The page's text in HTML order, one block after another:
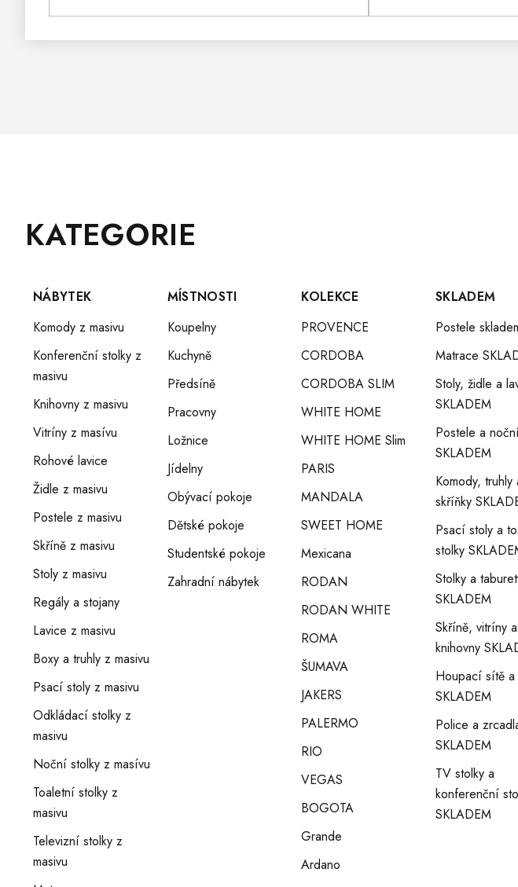
Přeskočit
kategorie
KATEGORIE
NÁBYTEK
Komody z masivu
Konferenční stolky z
masivu
Knihovny z masivu
Vitríny z masívu
Rohové lavice
Židle z masivu
Postele z masivu
Skříně z masivu
Stoly z masivu
Regály a stojany
Lavice z masivu
Boxy a truhly z masivu
Psací stoly z masivu
Odkládací stolky z
masivu
Noční stolky z masívu
Toaletní stolky z
masivu
Televizní stolky z
masivu
MÍSTNOSTI
Koupelny
Kuchyně
Předsíně
Pracovny
Ložnice
Jídelny
Obývací pokoje
Dětské pokoje
Studentské pokoje
Zahradní nábytek
KOLEKCE
PROVENCE
CORDOBA
CORDOBA SLIM
WHITE HOME
WHITE HOME Slim
PARIS
MANDALA
SWEET HOME
Mexicana
RODAN
RODAN WHITE
ROMA
ŠUMAVA
JAKERS
PALERMO
RIO
VEGAS
BOGOTA
Grande
Ardano
SKLADEM
Postele
Matrace
Stoly, židle a
SKLADEM
Postele a
SKLADEM
Komody, truhly
skříňky
Psací stoly a
stolky
Stolky a
SKLADEM
Skříně, vitríny a
knihovny
Houpací sítě a
SKLADEM
Police a
SKLADEM
TV stolky a
konferenční
SKLADEM